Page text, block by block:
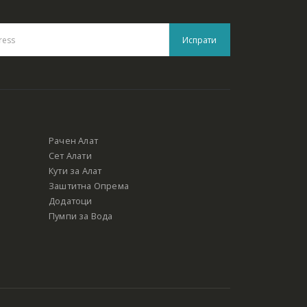
Рачен Алат
Сет Алати
Кути за Алат
Заштитна Опрема
Додатоци
Пумпи за Вода